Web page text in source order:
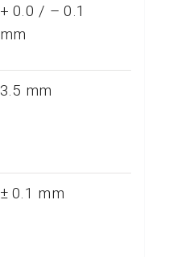
+ 0.0 / – 0.1
mm
3.5 mm
± 0.1 mm